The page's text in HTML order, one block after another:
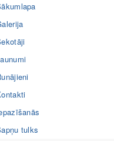
tulks